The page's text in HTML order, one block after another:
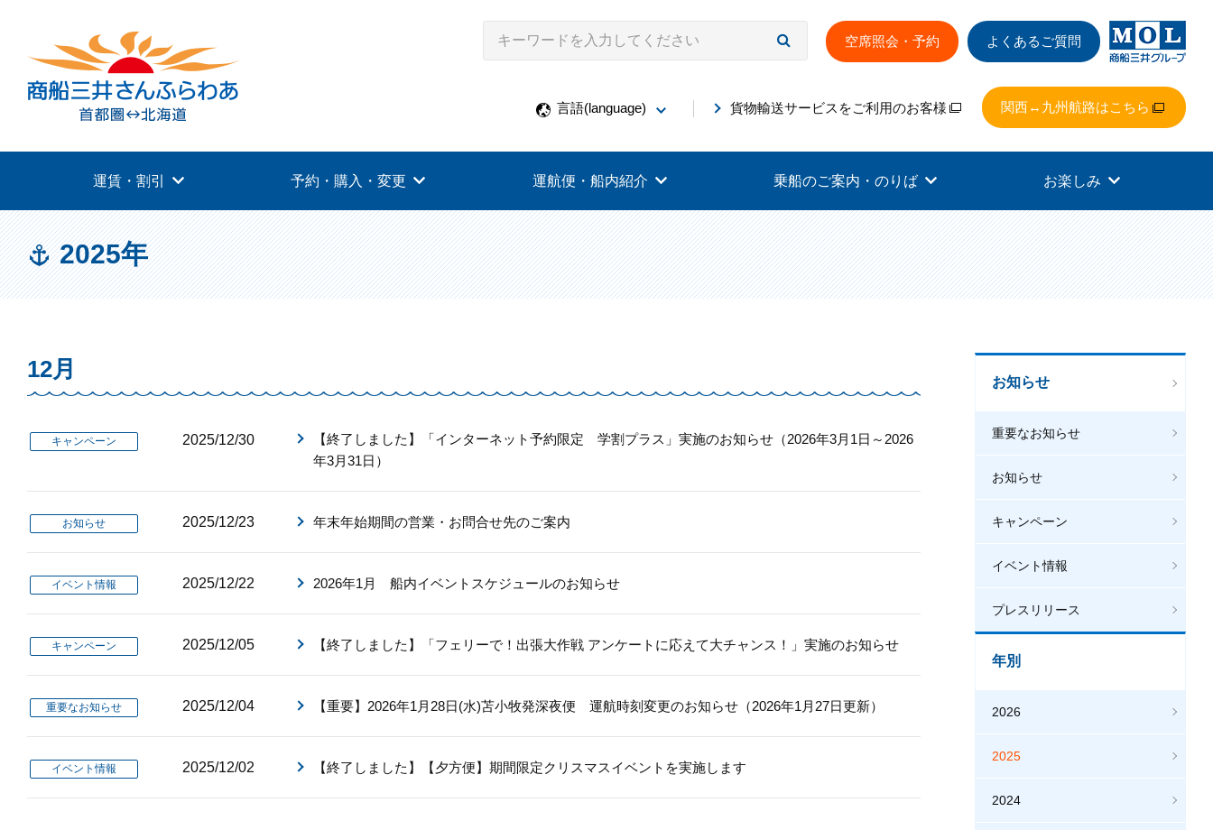
運賃・割引 予約・購入・変更 運航便・船内紹介 乗船のご案内・のりば お楽しみ
空席照会・予約 よくあるご質問
言語(language) 貨物輸送サービスをご利用のお客様 関西↔九州航路はこちら
2025年
12月
キャンペーン 2025/12/30
【終了しました】「インターネット予約限定 学割プラス」実施のお知らせ（2026年3月1日～2026
年3月31日）
お知らせ 2025/12/23 年末年始期間の営業・お問合せ先のご案内
イベント情報 2025/12/22 2026年1月 船内イベントスケジュールのお知らせ
キャンペーン 2025/12/05 【終了しました】「フェリーで！出張大作戦 アンケートに応えて大チャンス！」実施のお知らせ
重要なお知らせ 2025/12/04 【重要】2026年1月28日(水)苫小牧発深夜便 運航時刻変更のお知らせ（2026年1月27日更新）
イベント情報 2025/12/02 【終了しました】【夕方便】期間限定クリスマスイベントを実施します
お知らせ
重要なお知らせ
お知らせ
キャンペーン
イベント情報
プレスリリース
年別
2026
2025
2024